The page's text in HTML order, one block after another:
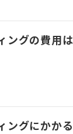
ングの費用
ングにかか